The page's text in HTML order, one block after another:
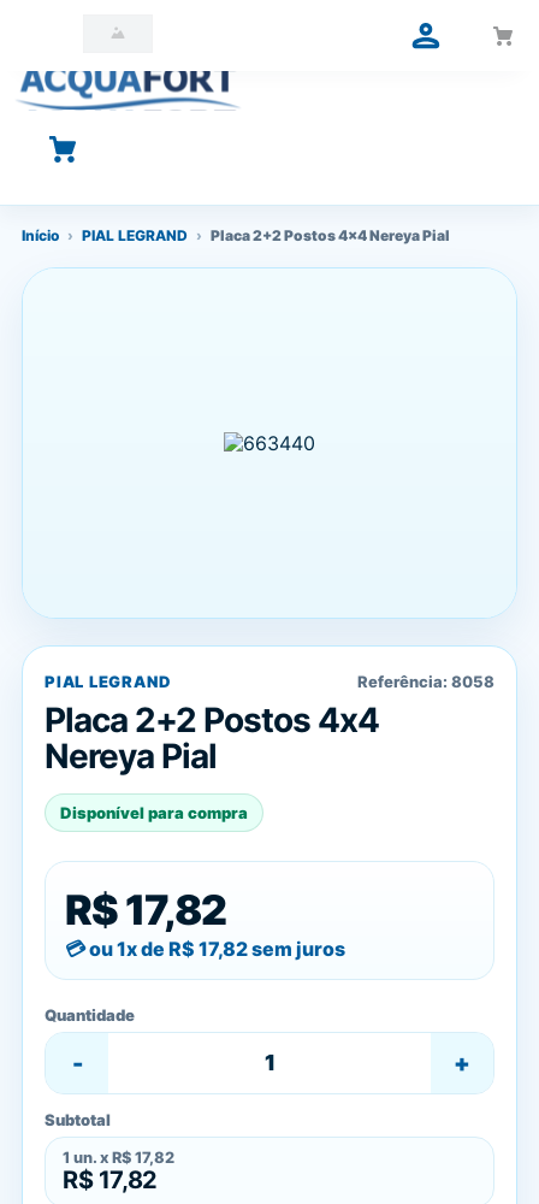
O que você está procurando?
Início › PIAL LEGRAND › Placa 2+2 Postos 4x4 Nereya Pial
PIAL LEGRAND Referência: 8058
Placa 2+2 Postos 4x4
Nereya Pial
Disponível para compra
R$ 17,82
ou 1x de R$ 17,82sem juros
Quantidade
- +
Subtotal
1 un. x R$ 17,82
R$ 17,82